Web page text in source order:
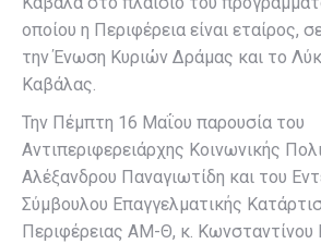
οποίου η Περιφέρεια είναι εταίρος,
την Ένωση Κυριών Δράμας και το
Καβάλας.
Την Πέμπτη 16 Μαΐου παρουσία του
Αντιπεριφερειάρχης Κοινωνικής
Αλέξανδρου Παναγιωτίδη και του
Σύμβουλου Επαγγελματικής
Περιφέρειας ΑΜ-Θ, κ. Κωνσταντίνου